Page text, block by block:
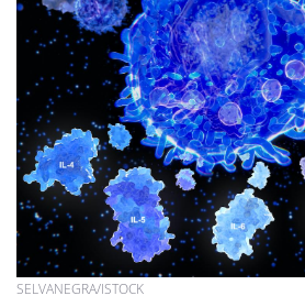
SELVANEGRA/ISTOCK